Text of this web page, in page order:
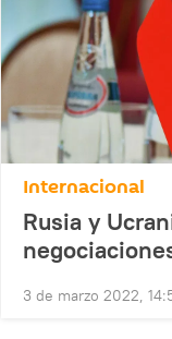
Internacional
Rusia y
3 de marzo 2022,